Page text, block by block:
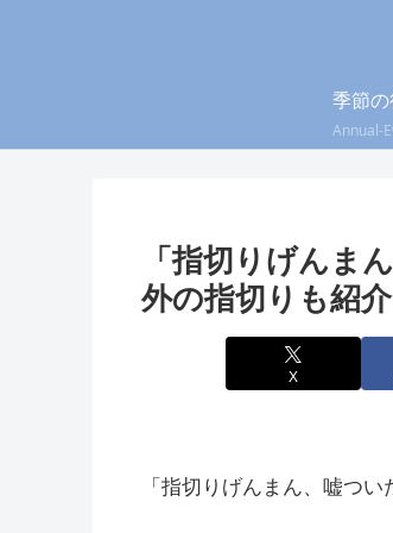
季節
Annual-
「指切りげんま
外の指切りも紹介
X
「指切りげんまん、嘘つ